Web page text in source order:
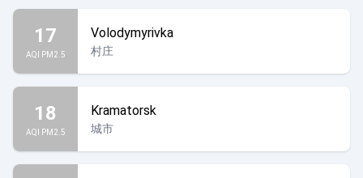
17
AQI PM2.5
Volodymyrivka
村庄
18
AQI PM2.5
Kramatorsk
城市